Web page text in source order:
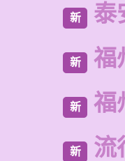
新 泰
新 福
新 福
新 流